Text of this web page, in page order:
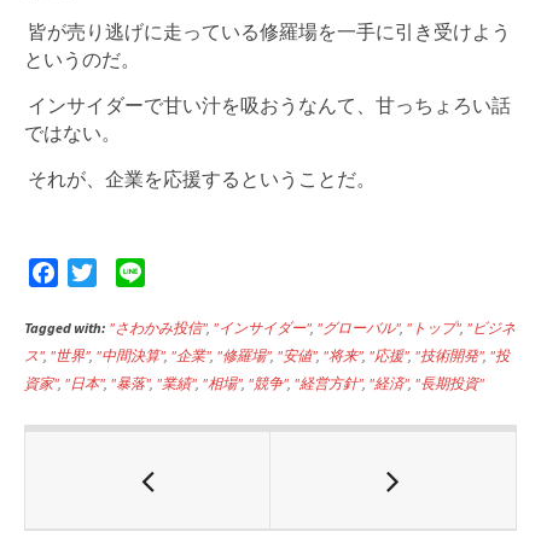
皆が売り逃げに走っている修羅場を一手に引き受けよう
というのだ。
インサイダーで甘い汁を吸おうなんて、甘っちょろい話
ではない。
それが、企業を応援するということだ。
c
e
b
i
t
t
n
e
Tagged with: "さわかみ投信", "インサイダー", "グローバル", "トップ", "ビジネ
ス", "世界", "中間決算", "企業", "修羅場", "安値", "将来", "応援", "技術開発", "投
資家", "日本", "暴落", "業績", "相場", "競争", "経営方針", "経済", "長期投資"